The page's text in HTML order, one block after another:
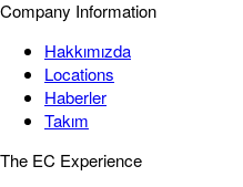
Company Information
Hakkımızda
Locations
Haberler
Takım
The EC Experience